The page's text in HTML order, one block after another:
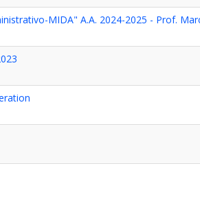
MIDA" A.A. 2024-2025 - Prof.